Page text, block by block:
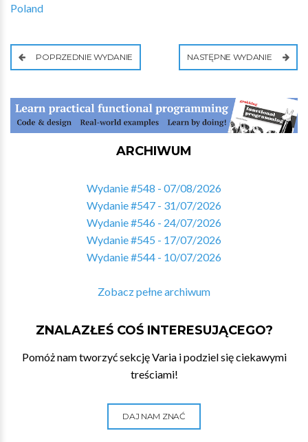
Poland
POPRZEDNIE WYDANIE NASTĘPNE WYDANIE
ARCHIWUM
Wydanie #548 - 07/08/2026
Wydanie #547 - 31/07/2026
Wydanie #546 - 24/07/2026
Wydanie #545 - 17/07/2026
Wydanie #544 - 10/07/2026
Zobacz pełne archiwum
ZNALAZŁEŚ COŚ INTERESUJĄCEGO?
Pomóż nam tworzyć sekcję Varia i podziel się ciekawymi
treściami!
DAJ NAM ZNAĆ